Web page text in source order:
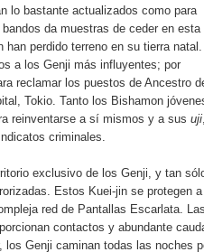
lo bastante actualizados como para
da muestras de ceder en esta
perdido terreno en su tierra
a los Genji más influyentes; por
reclamar los puestos de Ancestro
Tokio. Tanto los Bishamon
reinventarse a sí mismos y a sus uji
criminales.
exclusivo de los Genji, y tan
Estos Kuei-jin se protegen
red de Pantallas Escarlata.
contactos y abundante
Genji caminan todas las noches